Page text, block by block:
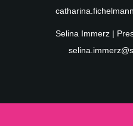
Selina Immerz |